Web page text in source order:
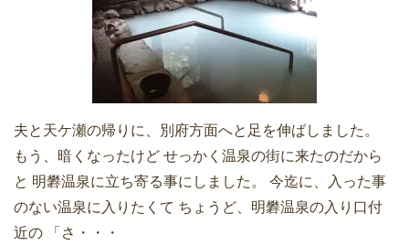
夫と天ケ瀬の帰りに、別府方面へと足を伸ばしました。
もう、暗くなったけど せっかく温泉の街に来たのだから
と 明礬温泉に立ち寄る事にしました。 今迄に、入った事
のない温泉に入りたくて ちょうど、明礬温泉の入り口付
近の 「さ・・・